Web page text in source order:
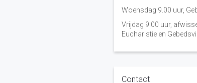
Woensdag 9.00 uur,
Vrijdag 9.00 uur,
Eucharistie en
Contact